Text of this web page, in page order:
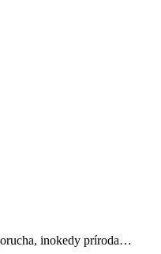
inokedy príroda…